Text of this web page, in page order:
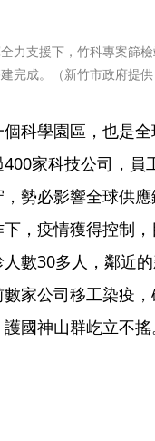
力支援下，竹科專案篩檢
完成。（新竹市政府提供
科學園區，也是
家科技公司，員
，勢必影響全球供
，疫情獲得控制
數30多人，鄰近
家公司移工染疫
國神山群屹立不搖